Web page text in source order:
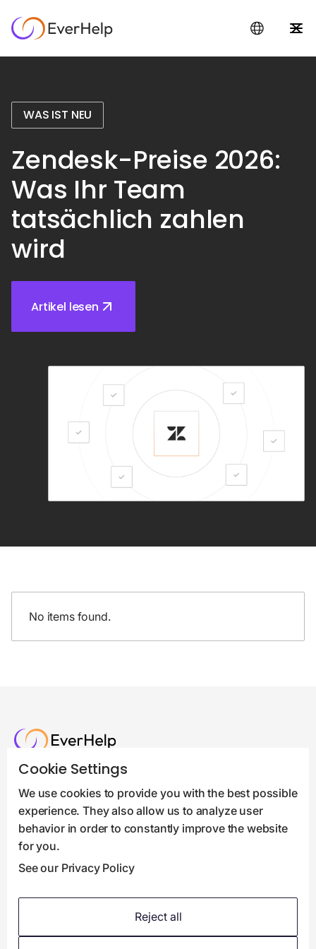
WAS IST NEU
Zendesk-Preise 2026:
Was Ihr Team
tatsächlich zahlen
wird
Artikel lesen
No items found.
Lassen Sie Uns Zusammenarbeiten:
sales@ever-help.net
Lassen Sie Uns Eine Partnerschaft Eingehen:
Cookie Settings
We use cookies to provide you with the best possible
experience. They also allow us to analyze user
behavior in order to constantly improve the website
for you.
See our Privacy Policy
Reject all